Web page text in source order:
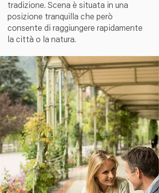
tradizione. Scena è situata in una
posizione tranquilla che però
consente di raggiungere rapidamente
la città o la natura.